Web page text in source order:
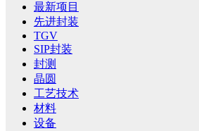
最新项目
先进封装
TGV
SIP封装
封测
晶圆
工艺技术
材料
设备